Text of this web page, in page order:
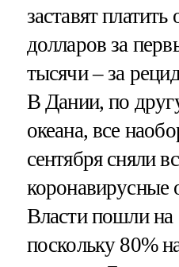
заставят
долларов за
тысячи – за
В Дании, по
океана, все
сентября сняли
коронавирусные
Власти пошли на
поскольку 80%